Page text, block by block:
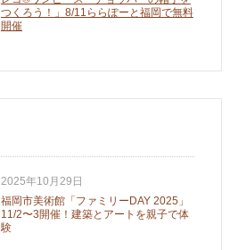
つくろう！」8/11ららぽーと福岡で無料
開催
2025年10月29日
福岡市美術館「ファミリーDAY 2025」
11/2〜3開催！建築とアートを親子で体
験